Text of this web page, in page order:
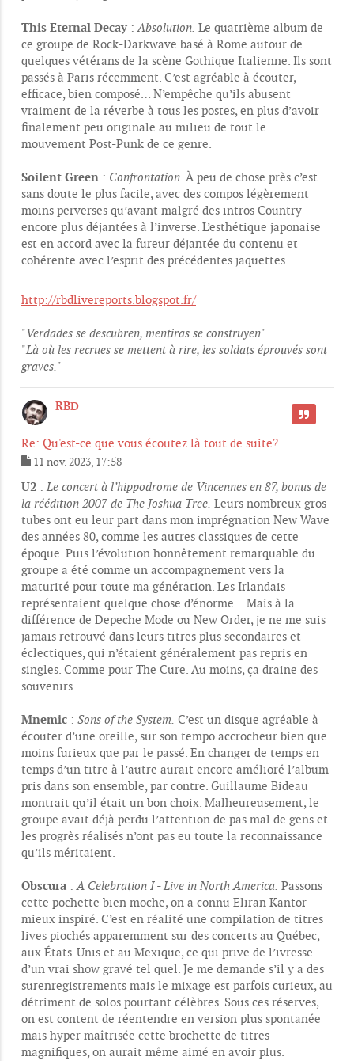
This Eternal Decay :Absolution. Le quatrième album de
ce groupe de Rock-Darkwave basé à Rome autour de
quelques vétérans de la scène Gothique Italienne. Ils sont
passés à Paris récemment. C’est agréable à écouter,
efficace, bien composé… N’empêche qu’ils abusent
vraiment de la réverbe à tous les postes, en plus d’avoir
finalement peu originale au milieu de tout le
mouvement Post-Punk de ce genre.
Soilent Green : Confrontation. À peu de chose près c’est
sans doute le plus facile, avec des compos légèrement
moins perverses qu’avant malgré des intros Country
encore plus déjantées à l’inverse. L’esthétique japonaise
est en accord avec la fureur déjantée du contenu et
cohérente avec l’esprit des précédentes jaquettes.
http://rbdlivereports.blogspot.fr/
"Verdades se descubren, mentiras se construyen".
"Là où les recrues se mettent à rire, les soldats éprouvés sont
graves. "
RBD
Re: Qu'est-ce que vous écoutez là tout de suite?
CITER
e
s
s
a
g
e
11 nov. 2023, 17:58
U2 :Le concert à l’hippodrome de Vincennes en 87, bonus de
la réédition 2007 de The Joshua Tree. Leurs nombreux gros
tubes ont eu leur part dans mon imprégnation New Wave
des années 80, comme les autres classiques de cette
époque. Puis l’évolution honnêtement remarquable du
groupe a été comme un accompagnement vers la
maturité pour toute ma génération. Les Irlandais
représentaient quelque chose d’énorme… Mais à la
différence de Depeche Mode ou New Order, je ne me suis
jamais retrouvé dans leurs titres plus secondaires et
éclectiques, qui n’étaient généralement pas repris en
singles. Comme pour The Cure. Au moins, ça draine des
souvenirs.
Mnemic : Sons of the System. C’est un disque agréable à
écouter d’une oreille, sur son tempo accrocheur bien que
moins furieux que par le passé. En changer de temps en
temps d’un titre à l’autre aurait encore amélioré l’album
pris dans son ensemble, par contre. Guillaume Bideau
montrait qu’il était un bon choix. Malheureusement, le
groupe avait déjà perdu l’attention de pas mal de gens et
les progrès réalisés n’ont pas eu toute la reconnaissance
qu’ils méritaient.
Obscura :A Celebration I - Live in North America. Passons
cette pochette bien moche, on a connu Eliran Kantor
mieux inspiré. C’est en réalité une compilation de titres
lives piochés apparemment sur des concerts au Québec,
aux États-Unis et au Mexique, ce qui prive de l’ivresse
d’un vrai show gravé tel quel. Je me demande s’il y a des
surenregistrements mais le mixage est parfois curieux, au
détriment de solos pourtant célèbres. Sous ces réserves,
on est content de réentendre en version plus spontanée
mais hyper maîtrisée cette brochette de titres
magnifiques, on aurait même aimé en avoir plus.